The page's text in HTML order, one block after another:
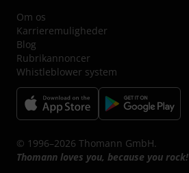
Om os
Karrieremuligheder
Blog
Rubrikannoncer
Whistleblower system
© 1996–2026 Thomann GmbH.
Thomann loves you, because you rock!